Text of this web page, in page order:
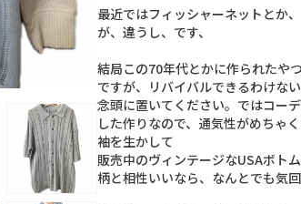
最近ではフィ ッシャーネッ ト とか、
が、 違う し、 です、
結局この70年代とかに作られたやつ
ですが、 リ バイバルできるわけない
念頭に置いてく ださい。 ではコーデ
した作りなので、 通気性がめちゃ く
袖を生かして
販売中のヴィ ンテージなUSAボ トム
柄と相性いいなら、 なんとでも気回